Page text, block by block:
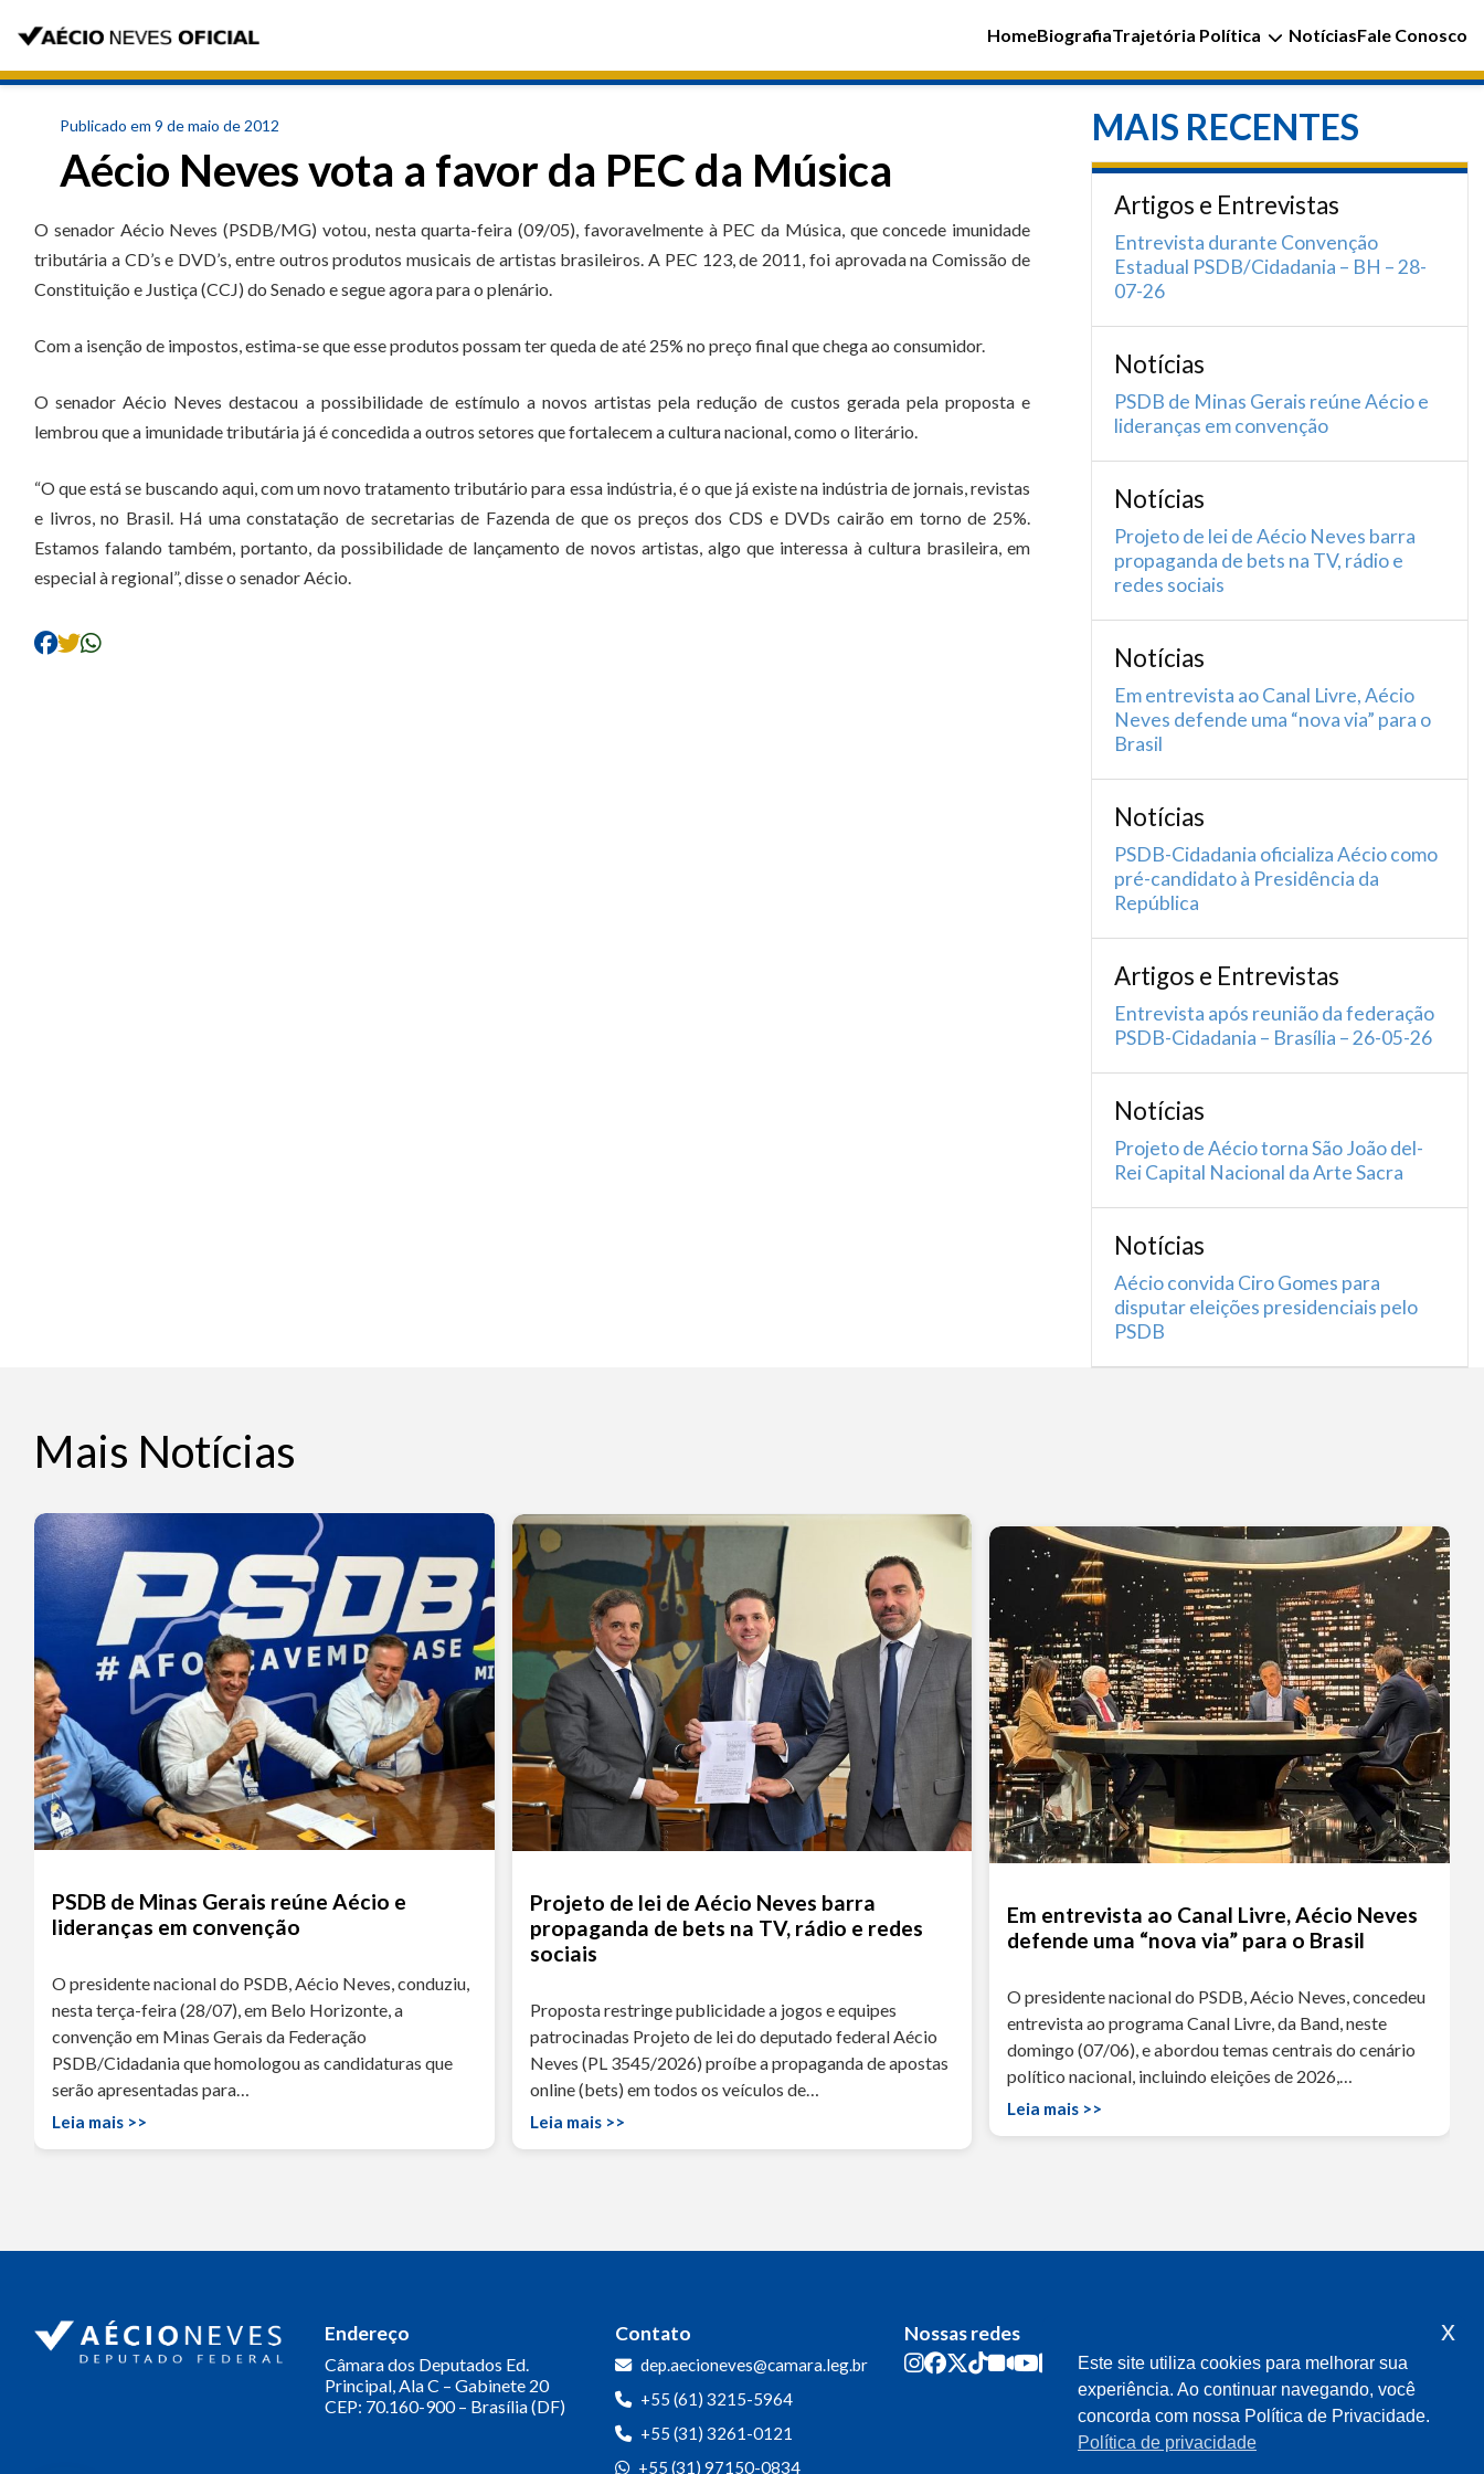
HomeBiografiaTrajetória Política NotíciasFale Conosco
Publicado em 9 de maio de 2012
Aécio Neves vota a favor da PEC da Música
O senador Aécio Neves (PSDB/MG) votou, nesta quarta-feira (09/05), favoravelmente à PEC da Música, que concede imunidade
tributária a CD’s e DVD’s, entre outros produtos musicais de artistas brasileiros. A PEC 123, de 2011, foi aprovada na Comissão de
Constituição e Justiça (CCJ) do Senado e segue agora para o plenário.
Com a isenção de impostos, estima-se que esse produtos possam ter queda de até 25% no preço final que chega ao consumidor.
O senador Aécio Neves destacou a possibilidade de estímulo a novos artistas pela redução de custos gerada pela proposta e
lembrou que a imunidade tributária já é concedida a outros setores que fortalecem a cultura nacional, como o literário.
“O que está se buscando aqui, com um novo tratamento tributário para essa indústria, é o que já existe na indústria de jornais, revistas
e livros, no Brasil. Há uma constatação de secretarias de Fazenda de que os preços dos CDS e DVDs cairão em torno de 25%.
Estamos falando também, portanto, da possibilidade de lançamento de novos artistas, algo que interessa à cultura brasileira, em
especial à regional”, disse o senador Aécio.
MAIS RECENTES
Artigos e Entrevistas
Entrevista durante Convenção
Estadual PSDB/Cidadania – BH – 28-
07-26
Notícias
PSDB de Minas Gerais reúne Aécio e
lideranças em convenção
Notícias
Projeto de lei de Aécio Neves barra
propaganda de bets na TV, rádio e
redes sociais
Notícias
Em entrevista ao Canal Livre, Aécio
Neves defende uma “nova via” para o
Brasil
Notícias
PSDB-Cidadania oficializa Aécio como
pré-candidato à Presidência da
República
Artigos e Entrevistas
Entrevista após reunião da federação
PSDB-Cidadania – Brasília – 26-05-26
Notícias
Projeto de Aécio torna São João del-
Rei Capital Nacional da Arte Sacra
Notícias
Aécio convida Ciro Gomes para
disputar eleições presidenciais pelo
PSDB
Mais Notícias
PSDB de Minas Gerais reúne Aécio e
lideranças em convenção
O presidente nacional do PSDB, Aécio Neves, conduziu,
nesta terça-feira (28/07), em Belo Horizonte, a
convenção em Minas Gerais da Federação
PSDB/Cidadania que homologou as candidaturas que
serão apresentadas para…
Leia mais >>
Projeto de lei de Aécio Neves barra
propaganda de bets na TV, rádio e redes
sociais
Proposta restringe publicidade a jogos e equipes
patrocinadas Projeto de lei do deputado federal Aécio
Neves (PL 3545/2026) proíbe a propaganda de apostas
online (bets) em todos os veículos de…
Leia mais >>
Em entrevista ao Canal Livre, Aécio Neves
defende uma “nova via” para o Brasil
O presidente nacional do PSDB, Aécio Neves, concedeu
entrevista ao programa Canal Livre, da Band, neste
domingo (07/06), e abordou temas centrais do cenário
político nacional, incluindo eleições de 2026,…
Leia mais >>
Endereço
Câmara dos Deputados Ed.
Principal, Ala C – Gabinete 20
CEP: 70.160-900 – Brasília (DF)
Contato
dep.aecioneves@camara.leg.br
+55 (61) 3215-5964
+55 (31) 3261-0121
+55 (31) 97150-0834
Nossas redes
Este site utiliza cookies para melhorar sua
experiência. Ao continuar navegando, você
concorda com nossa Política de Privacidade.
Política de privacidade
x